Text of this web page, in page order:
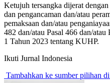
Ketujuh tersangka dijerat
dan pengancaman dan/atau
pemaksaan dan/atau
482 dan/atau Pasal 466 dan/
1 Tahun 2023 tentang KUHP.
Ikuti Jurnal Indonesia
Tambahkan ke sumber pilihan